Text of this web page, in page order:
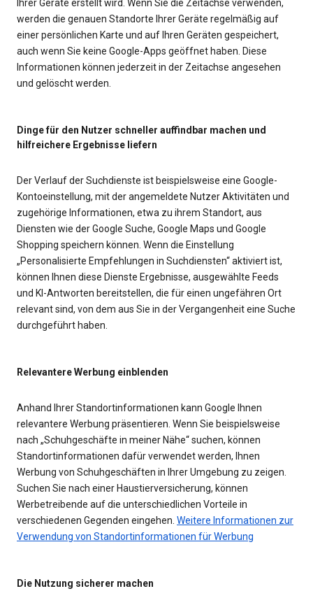
Ihrer Geräte erstellt wird. Wenn Sie die Zeitachse verwenden,
werden die genauen Standorte Ihrer Geräte regelmäßig auf
einer persönlichen Karte und auf Ihren Geräten gespeichert,
auch wenn Sie keine Google-Apps geöffnet haben. Diese
Informationen können jederzeit in der Zeitachse angesehen
und gelöscht werden.
Dinge für den Nutzer schneller auffindbar machen und
hilfreichere Ergebnisse liefern
Der Verlauf der Suchdienste ist beispielsweise eine Google-
Kontoeinstellung, mit der angemeldete Nutzer Aktivitäten und
zugehörige Informationen, etwa zu ihrem Standort, aus
Diensten wie der Google Suche, Google Maps und Google
Shopping speichern können. Wenn die Einstellung
„Personalisierte Empfehlungen in Suchdiensten“ aktiviert ist,
können Ihnen diese Dienste Ergebnisse, ausgewählte Feeds
und KI-Antworten bereitstellen, die für einen ungefähren Ort
relevant sind, von dem aus Sie in der Vergangenheit eine Suche
durchgeführt haben.
Relevantere Werbung einblenden
Anhand Ihrer Standortinformationen kann Google Ihnen
relevantere Werbung präsentieren. Wenn Sie beispielsweise
nach „Schuhgeschäfte in meiner Nähe“ suchen, können
Standortinformationen dafür verwendet werden, Ihnen
Werbung von Schuhgeschäften in Ihrer Umgebung zu zeigen.
Suchen Sie nach einer Haustierversicherung, können
Werbetreibende auf die unterschiedlichen Vorteile in
verschiedenen Gegenden eingehen. Weitere Informationen zur
Verwendung von Standortinformationen für Werbung
Die Nutzung sicherer machen